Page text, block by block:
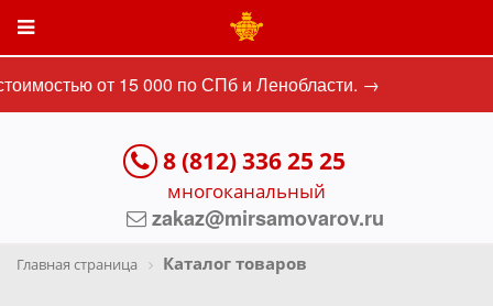
от 15 000 по СПб и Ленобласти. →
8 (812) 336 25 25
многоканальный
zakaz@mirsamovarov.ru
Главная страница Каталог товаров